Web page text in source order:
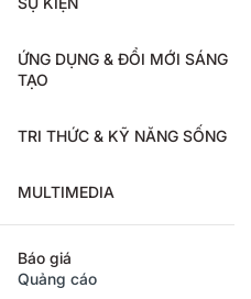
ỨNG DỤNG & ĐỔI MỚI SÁNG
TẠO
TRI THỨC & KỸ NĂNG SỐNG
MULTIMEDIA
Báo giá
Quảng cáo